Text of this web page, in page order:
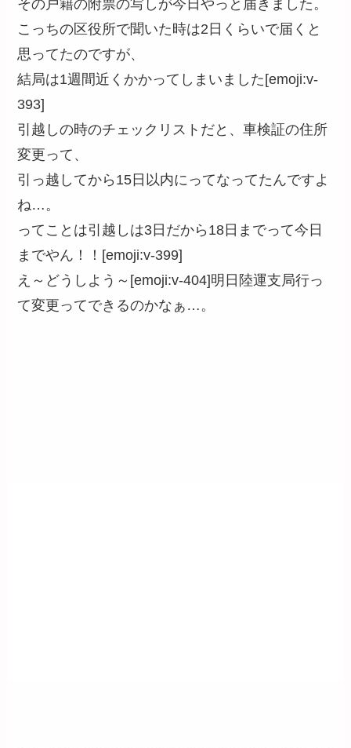
その戸籍の附票の写しが今日やっと届きました。
こっちの区役所で聞いた時は2日くらいで届くと
思ってたのですが、
結局は1週間近くかかってしまいました[emoji:v-
393]
引越しの時のチェックリストだと、車検証の住所
変更って、
引っ越してから15日以内にってなってたんですよ
ね…。
ってことは引越しは3日だから18日までって今日
までやん！！[emoji:v-399]
え～どうしよう～[emoji:v-404]明日陸運支局行っ
て変更ってできるのかなぁ…。